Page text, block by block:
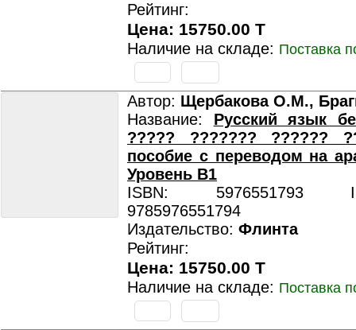
Рейтинг:
Цена: 15750.00 T
Наличие на складе: Поставка
Автор: Щербакова О.М.,
Название: Русский язык
????? ??????? ??????
пособие с переводом на
Уровень B1
ISBN: 5976551793
9785976551794
Издательство: Флинта
Рейтинг:
Цена: 15750.00 T
Наличие на складе: Поставка